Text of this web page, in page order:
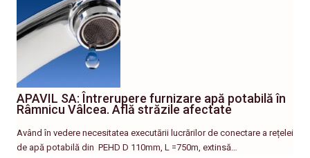
APAVIL SA: Întrerupere furnizare apă potabilă în
Râmnicu Vâlcea. Află străzile afectate
Având în vedere necesitatea executării lucrărilor de conectare a rețelei
de apă potabilă din PEHD D 110mm, L =750m, extinsă…